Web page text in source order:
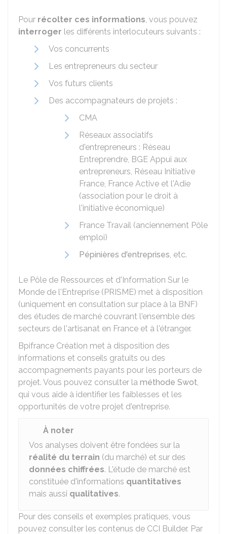
Pour récolter ces informations, vous pouvez
interroger les différents interlocuteurs suivants :
Vos concurrents
Les entrepreneurs du secteur
Vos futurs clients
Des accompagnateurs de projets :
CMA
Réseaux associatifs
d'entrepreneurs : Réseau
Entreprendre, BGE Appui aux
entrepreneurs, Réseau Initiative
France, France Active et l'Adie
(association pour le droit à
l'initiative économique)
France Travail (anciennement Pôle
emploi)
Pépinières d'entreprises, etc.
Le Pôle de Ressources et d'Information Sur le
Monde de l'Entreprise (PRISME) met à disposition
(uniquement en consultation sur place à la BNF)
des études de marché couvrant l'ensemble des
secteurs de l'artisanat en France et à l'étranger.
Bpifrance Création met à disposition des
informations et conseils gratuits ou des
accompagnements payants pour les porteurs de
projet. Vous pouvez consulter la méthode Swot,
qui vous aide à identifier les faiblesses et les
opportunités de votre projet d'entreprise.
À noter
Vos analyses doivent être fondées sur la
réalité du terrain (du marché) et sur des
données chiffrées. L'étude de marché est
constituée d'informations quantitatives
mais aussi qualitatives.
Pour des conseils et exemples pratiques, vous
pouvez consulter les contenus de CCI Builder. Par